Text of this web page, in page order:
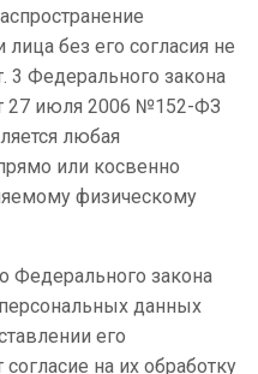
без его согласия не
3 Федерального закона
27 июля 2006 №152-ФЗ
любая
или косвенно
физическому
Федерального закона
данных
его
на их обработку